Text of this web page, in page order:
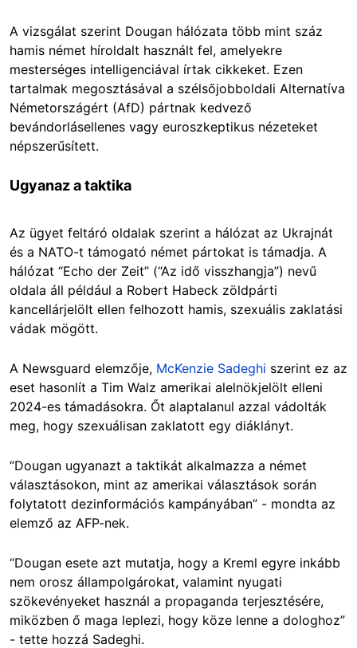
A vizsgálat szerint Dougan hálózata több mint száz
hamis német híroldalt használt fel, amelyekre
mesterséges intelligenciával írtak cikkeket. Ezen
tartalmak megosztásával a szélsőjobboldali Alternatíva
Németországért (AfD) pártnak kedvező
bevándorlásellenes vagy euroszkeptikus nézeteket
népszerűsített.
Ugyanaz a taktika
Az ügyet feltáró oldalak szerint a hálózat az Ukrajnát
és a NATO-t támogató német pártokat is támadja. A
hálózat “Echo der Zeit” (“Az idő visszhangja”) nevű
oldala áll például a Robert Habeck zöldpárti
kancellárjelölt ellen felhozott hamis, szexuális zaklatási
vádak mögött.
A Newsguard elemzője, McKenzie Sadeghi szerint ez az
eset hasonlít a Tim Walz amerikai alelnökjelölt elleni
2024-es támadásokra. Őt alaptalanul azzal vádolták
meg, hogy szexuálisan zaklatott egy diáklányt.
“Dougan ugyanazt a taktikát alkalmazza a német
választásokon, mint az amerikai választások során
folytatott dezinformációs kampányában” - mondta az
elemző az AFP-nek.
“Dougan esete azt mutatja, hogy a Kreml egyre inkább
nem orosz állampolgárokat, valamint nyugati
szökevényeket használ a propaganda terjesztésére,
miközben ő maga leplezi, hogy köze lenne a dologhoz”
- tette hozzá Sadeghi.